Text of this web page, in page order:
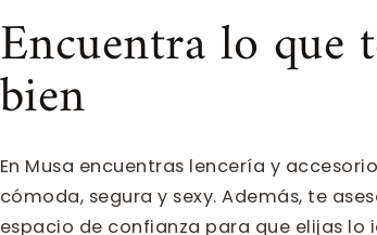
Encuentra lo que
bien
En Musa encuentras lencería y
cómoda, segura y sexy. Además, te
espacio de confianza para que elijas lo